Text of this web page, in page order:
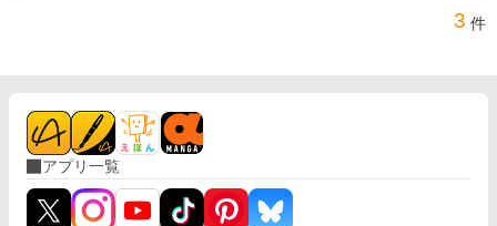
3 件
アプリ一覧